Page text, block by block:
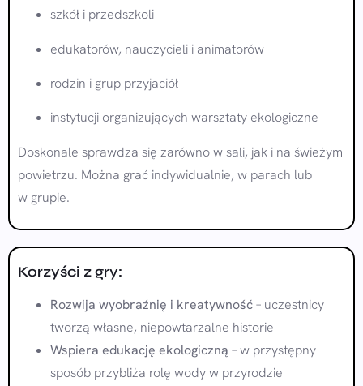
szkół i przedszkoli
edukatorów, nauczycieli i animatorów
rodzin i grup przyjaciół
instytucji organizujących warsztaty ekologiczne
Doskonale sprawdza się zarówno w sali, jak i na świeżym
powietrzu. Można grać indywidualnie, w parach lub
w grupie.
Korzyści z gry:
Rozwija wyobraźnię i kreatywność– uczestnicy
tworzą własne, niepowtarzalne historie
Wspiera edukację ekologiczną – w przystępny
sposób przybliża rolę wody w przyrodzie